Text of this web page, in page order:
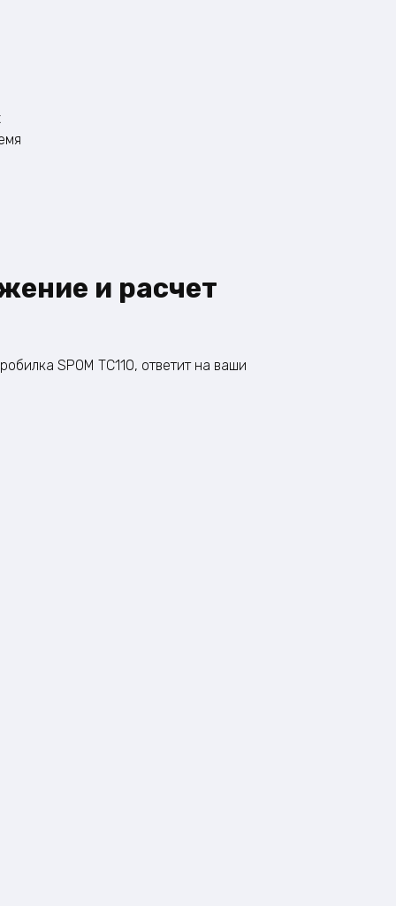
и расчет
SPOM ТС110, ответит на ваши